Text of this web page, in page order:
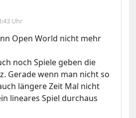
Uhr
Open World nicht mehr
noch Spiele geben die
Gerade wenn man nicht so
längere Zeit Mal nicht
lineares Spiel durchaus